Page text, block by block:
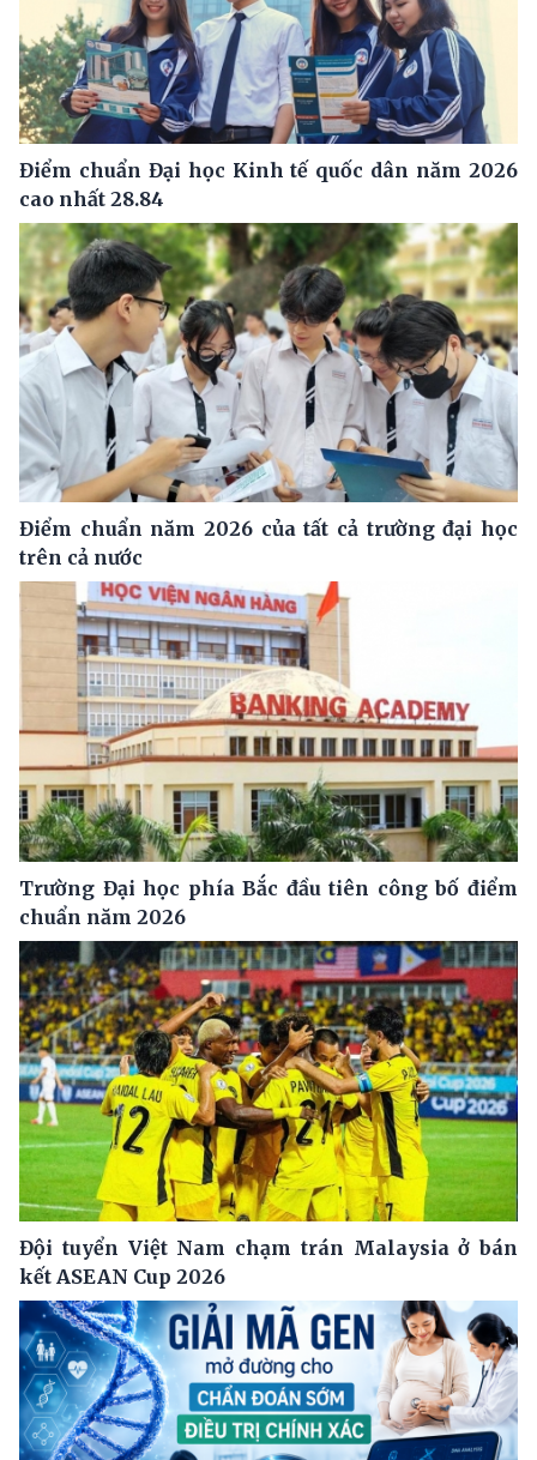
Điểm chuẩn Đại học Kinh tế quốc dân năm 2026
cao nhất 28.84
Điểm chuẩn năm 2026 của tất cả trường đại học
trên cả nước
Trường Đại học phía Bắc đầu tiên công bố điểm
chuẩn năm 2026
Đội tuyển Việt Nam chạm trán Malaysia ở bán
kết ASEAN Cup 2026